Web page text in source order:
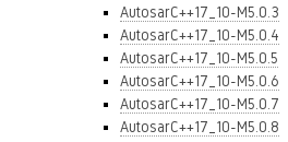
AutosarC++17_10-M5.0.3
AutosarC++17_10-M5.0.4
AutosarC++17_10-M5.0.5
AutosarC++17_10-M5.0.6
AutosarC++17_10-M5.0.7
AutosarC++17_10-M5.0.8